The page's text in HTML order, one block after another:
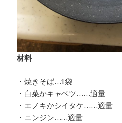
材料
・焼きそば…1袋
・白菜かキャベツ……適量
・エノキかシイタケ……適量
・ニンジン……適量